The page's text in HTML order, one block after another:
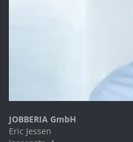
JOBBERIA GmbH
Eric Jessen